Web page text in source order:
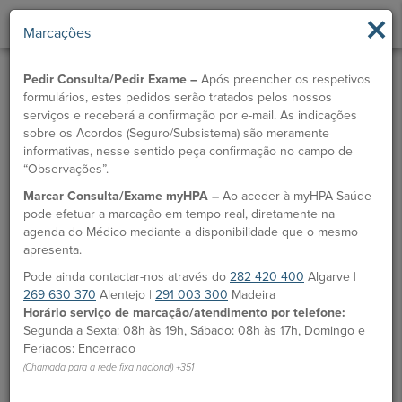
×
Marcações
Pedir Consulta/Pedir Exame – Após preencher os respetivos
formulários, estes pedidos serão tratados pelos nossos
serviços e receberá a confirmação por e-mail. As indicações
sobre os Acordos (Seguro/Subsistema) são meramente
informativas, nesse sentido peça confirmação no campo de
“Observações”.
Marcar Consulta/Exame myHPA – Ao aceder à myHPA Saúde
pode efetuar a marcação em tempo real, diretamente na
agenda do Médico mediante a disponibilidade que o mesmo
apresenta.
Pode ainda contactar-nos através do 282 420 400 Algarve |
269 630 370 Alentejo | 291 003 300 Madeira
Horário serviço de marcação/atendimento por telefone:
Segunda a Sexta: 08h às 19h, Sábado: 08h às 17h, Domingo e
Feriados: Encerrado
(Chamada para a rede fixa nacional) +351